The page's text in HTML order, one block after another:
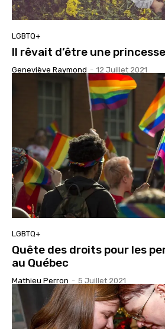
LGBTQ+
Il rêvait d’être une princesse
Geneviève Raymond - 12 Juillet 2021
LGBTQ+
Quête des droits pour les
au Québec
Mathieu Perron - 5 Juillet 2021